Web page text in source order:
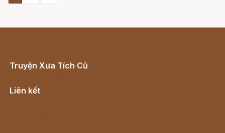
Truyện Xưa Tích Cũ
Liên kết